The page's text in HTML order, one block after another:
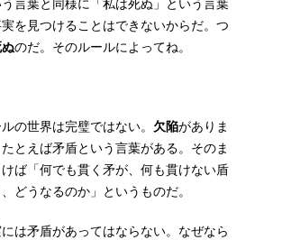
言葉と同様に「私は死ぬ」という言葉
を見つけることはできないからだ。つ
のだ。そのルールによってね。
の世界は完璧ではない。 欠陥がありま
とえば矛盾という言葉がある。そのま
ば「何でも貫く矛が、何も貫けない盾
どうなるのか」というものだ。
は矛盾があってはならない。なぜなら